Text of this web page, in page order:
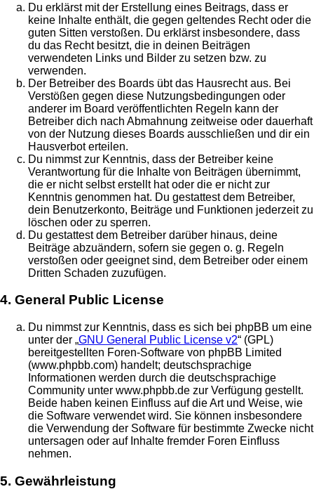
Du erklärst mit der Erstellung eines Beitrags, dass er
keine Inhalte enthält, die gegen geltendes Recht oder die
guten Sitten verstoßen. Du erklärst insbesondere, dass
du das Recht besitzt, die in deinen Beiträgen
verwendeten Links und Bilder zu setzen bzw. zu
verwenden.
Der Betreiber des Boards übt das Hausrecht aus. Bei
Verstößen gegen diese Nutzungsbedingungen oder
anderer im Board veröffentlichten Regeln kann der
Betreiber dich nach Abmahnung zeitweise oder dauerhaft
von der Nutzung dieses Boards ausschließen und dir ein
Hausverbot erteilen.
Du nimmst zur Kenntnis, dass der Betreiber keine
Verantwortung für die Inhalte von Beiträgen übernimmt,
die er nicht selbst erstellt hat oder die er nicht zur
Kenntnis genommen hat. Du gestattest dem Betreiber,
dein Benutzerkonto, Beiträge und Funktionen jederzeit zu
löschen oder zu sperren.
Du gestattest dem Betreiber darüber hinaus, deine
Beiträge abzuändern, sofern sie gegen o. g. Regeln
verstoßen oder geeignet sind, dem Betreiber oder einem
Dritten Schaden zuzufügen.
4. General Public License
Du nimmst zur Kenntnis, dass es sich bei phpBB um eine
unter der „GNU General Public License v2“ (GPL)
bereitgestellten Foren-Software von phpBB Limited
(www.phpbb.com) handelt; deutschsprachige
Informationen werden durch die deutschsprachige
Community unter www.phpbb.de zur Verfügung gestellt.
Beide haben keinen Einfluss auf die Art und Weise, wie
die Software verwendet wird. Sie können insbesondere
die Verwendung der Software für bestimmte Zwecke nicht
untersagen oder auf Inhalte fremder Foren Einfluss
nehmen.
5. Gewährleistung